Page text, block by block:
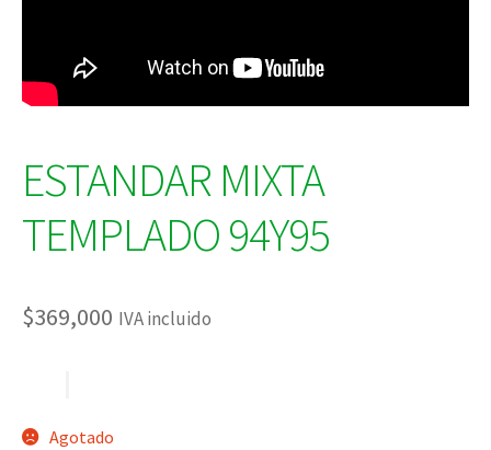
ESTANDAR MIXTA
TEMPLADO 94Y95
$369,000 IVA incluido
Agotado